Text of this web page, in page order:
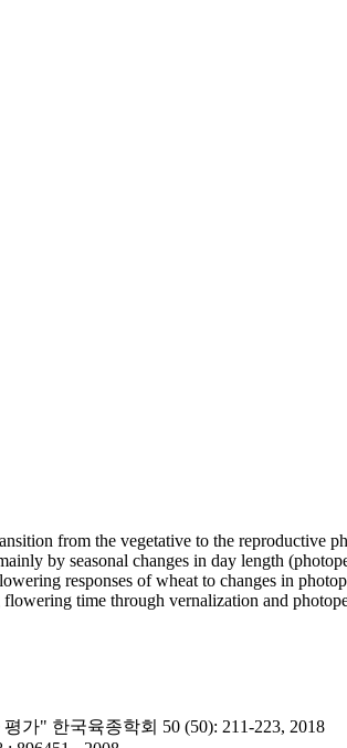
from the vegetative to the reproductive
by seasonal changes in day length
responses of wheat to changes in
time through vernalization and
가" 한국육종학회 50 (50): 211-223, 2018